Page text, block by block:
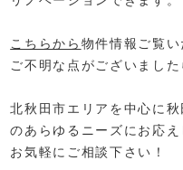
こちらから 物件情報ご覧い
ご不明な点がございまし
北秋田市エリアを中心に
のあらゆるニーズにお応え
お気軽にご相談下さい！